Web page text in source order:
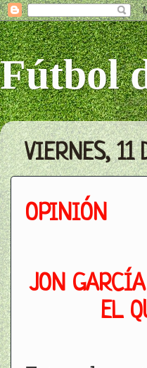
Fútbol
VIERNES, 11
OPINIÓN
JON
EL